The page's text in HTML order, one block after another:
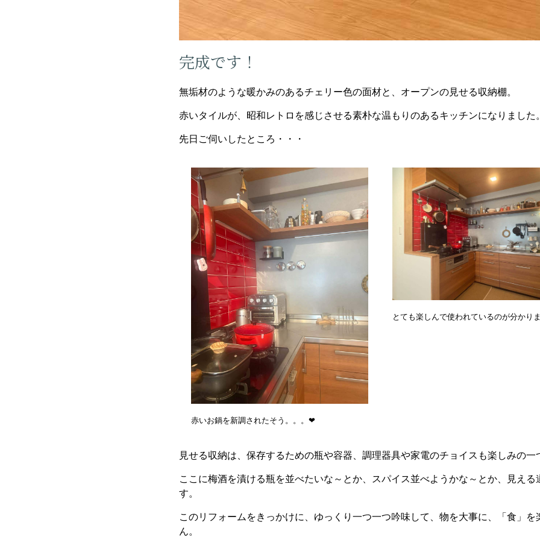
完成です！
無垢材のような暖かみのあるチェリー色の面材と、オープンの見せる収納棚。
赤いタイルが、昭和レトロを感じさせる素朴な温もりのあるキッチンになりました
先日ご伺いしたところ・・・
赤いお鍋を新調されたそう。。。❤
とても楽しんで使われているのが分かり
見せる収納は、保存するための瓶や容器、調理器具や家電のチョイスも楽しみの一
ここに梅酒を漬ける瓶を並べたいな～とか、スパイス並べようかな～とか、見え
す。
このリフォームをきっかけに、ゆっくり一つ一つ吟味して、物を大事に、「食」
ん。